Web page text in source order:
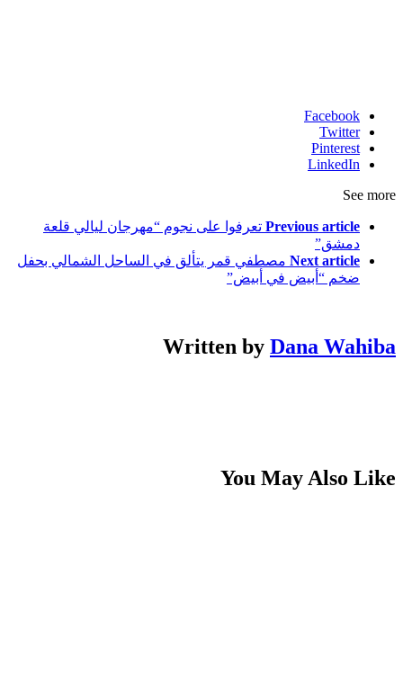
Facebook
Twitter
Pinterest
LinkedIn
See more
Previous article تعرفوا على نجوم “مهرجان ليالي قلعة
دمشق”
Next article مصطفي قمر يتألق في الساحل الشمالي بحفل
ضخم “أبيض في أبيض”
Written by Dana Wahiba
You May Also Like